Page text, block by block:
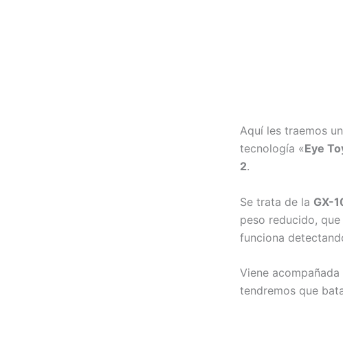
Aquí les traemos
tecnología «Eye
2.
Se trata de la GX-
peso reducido,
funciona
Viene
tendremos que